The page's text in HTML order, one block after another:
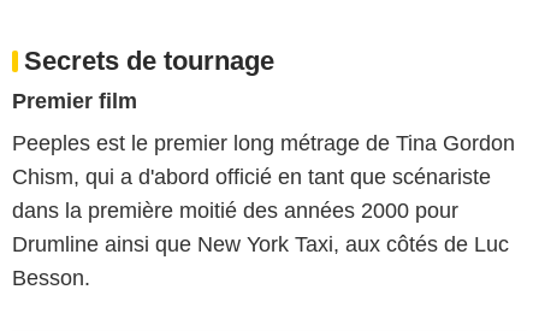
Secrets de tournage
Premier film
Peeples est le premier long métrage de Tina Gordon
Chism, qui a d'abord officié en tant que scénariste
dans la première moitié des années 2000 pour
Drumline ainsi que New York Taxi, aux côtés de Luc
Besson.